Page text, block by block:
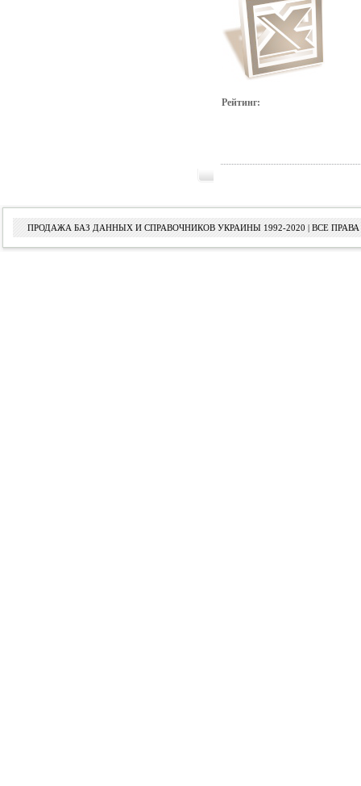
Рейтинг:
ПРОДАЖА БАЗ ДАННЫХ И СПРАВОЧНИКОВ УКРАИНЫ 1992-2020 | ВСЕ